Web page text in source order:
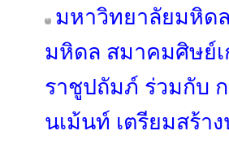
มหาวิทยาลัยมหิด
มหิดล สมาคมศิษย์
ราชูปถัมภ์ ร่วมกับ
นเม้นท์ เตรียมสร้า